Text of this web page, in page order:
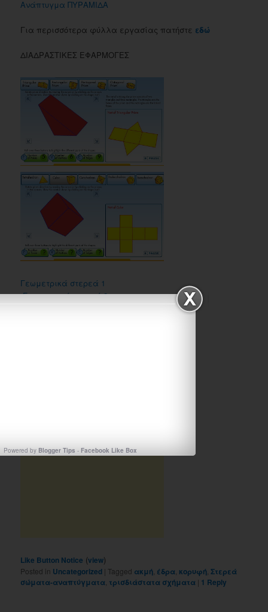
Ανάπτυγμα ΠΥΡΑΜΙΔΑ
Για περισσότερα φύλλα εργασίας πατήστε εδώ
ΔΙΑΔΡΑΣΤΙΚΕΣ ΕΦΑΡΜΟΓΕΣ
Γεωμετρικά στερεά 1
Γεωμετρικά στερεά 2
Like Button Notice (view)
Posted in Uncategorized | Tagged ακμή έδρα κορυφή ,Στερεά
σώματα-αναπτύγματα τρισδιάστατα σχήματα | 1 Reply
Powered by Blogger Tips - Facebook Like Box